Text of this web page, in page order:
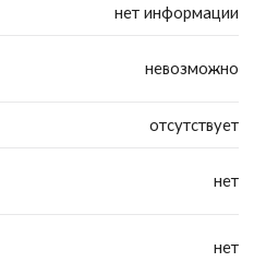
нет информации
невозможно
отсутствует
нет
нет